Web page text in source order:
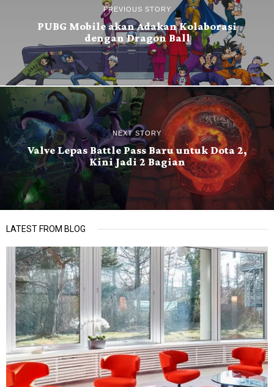
PREVIOUS STORY
PUBG Mobile akan Adakan Kolaborasi
dengan Dragon Ball
NEXT STORY
Valve Lepas Battle Pass Baru untuk Dota 2,
Kini Jadi 2 Bagian
LATEST FROM BLOG